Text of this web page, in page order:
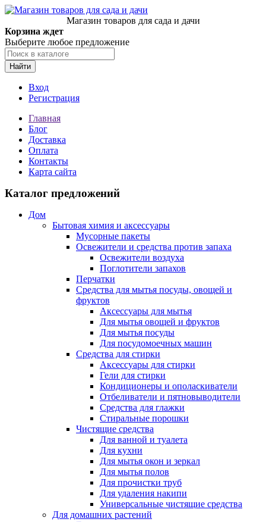
Магазин товаров для сада и дачи
Корзина ждет
Выберите любое предложение
Найти
Вход
Регистрация
Главная
Блог
Доставка
Оплата
Контакты
Карта сайта
Каталог предложений
Дом
Бытовая химия и аксессуары
Мусорные пакеты
Освежители и средства против запаха
Освежители воздуха
Поглотители запахов
Перчатки
Средства для мытья посуды, овощей и
фруктов
Аксессуары для мытья
Для мытья овощей и фруктов
Для мытья посуды
Для посудомоечных машин
Средства для стирки
Аксессуары для стирки
Гели для стирки
Кондиционеры и ополаскиватели
Отбеливатели и пятновыводители
Средства для глажки
Стиральные порошки
Чистящие средства
Для ванной и туалета
Для кухни
Для мытья окон и зеркал
Для мытья полов
Для прочистки труб
Для удаления накипи
Универсальные чистящие средства
Для домашних растений